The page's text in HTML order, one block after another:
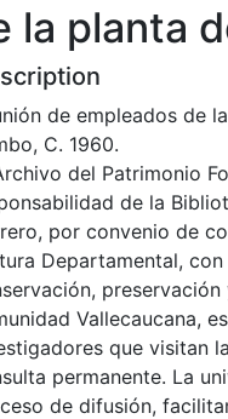
la planta
de empleados de
C. 1960.
del Patrimonio
de la
por convenio de
Departamental,
Vallecaucana,
que visitan
permanente. La
de difusión,